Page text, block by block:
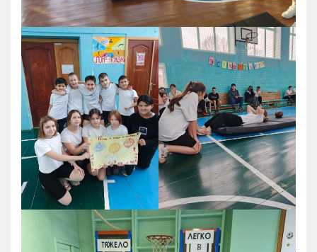
Антидопинг
ГТО
Новости
Контакты отдела
Календарь Испытаний
Общая Информация
Бассейн
Тарифы на услуги
Расписания работы
Плавательный Бассейн
Тренажерный Зал